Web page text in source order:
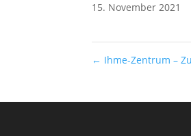
15. November 2021
← Ihme-Zentrum –